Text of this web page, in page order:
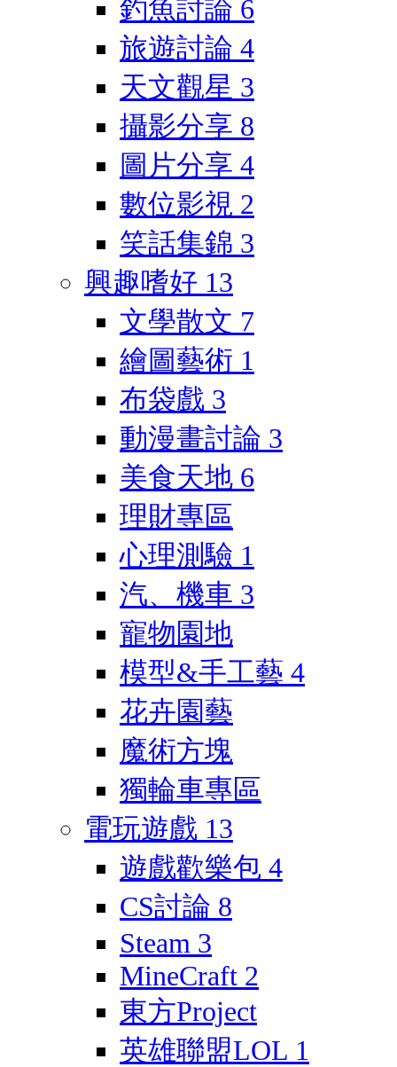
釣魚討論 6
旅遊討論 4
天文觀星 3
攝影分享 8
圖片分享 4
數位影視 2
笑話集錦 3
興趣嗜好 13
文學散文 7
繪圖藝術 1
布袋戲 3
動漫畫討論 3
美食天地 6
理財專區
心理測驗 1
汽、機車 3
寵物園地
模型&手工藝 4
花卉園藝
魔術方塊
獨輪車專區
電玩遊戲 13
遊戲歡樂包 4
CS討論 8
Steam 3
MineCraft 2
東方Project
英雄聯盟LOL 1